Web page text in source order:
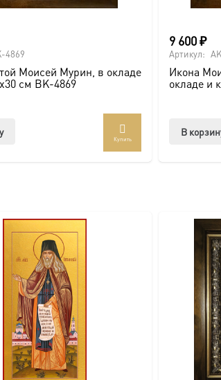
больше уникальных работ:
https://
4869
Моисей Мурин, в окладе
см BK-4869
Купить
9 600₽
Артикул:
Икона
окладе и
В